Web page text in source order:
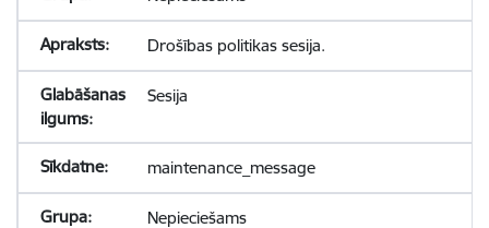
Drošības politikas sesija.
Sesija
maintenance_message
Nepieciešams